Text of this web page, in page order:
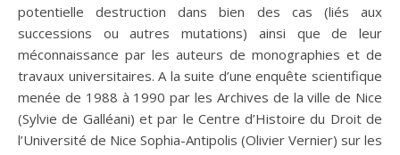
potentielle destruction dans bien des cas (liés aux
successions ou autres mutations) ainsi que de leur
méconnaissance par les auteurs de monographies et de
travaux universitaires. A la suite d’une enquête scientifique
menée de 1988 à 1990 par les Archives de la ville de Nice
(Sylvie de Galléani) et par le Centre d’Histoire du Droit de
l’Université de Nice Sophia-Antipolis (Olivier Vernier) sur les